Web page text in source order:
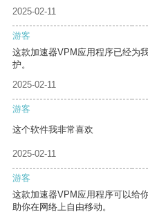
2025-02-11
游客
这款加速器VPM应用程序已经为
护。
2025-02-11
游客
这个软件我非常喜欢
2025-02-11
游客
这款加速器VPM应用程序可以给
助你在网络上自由移动。